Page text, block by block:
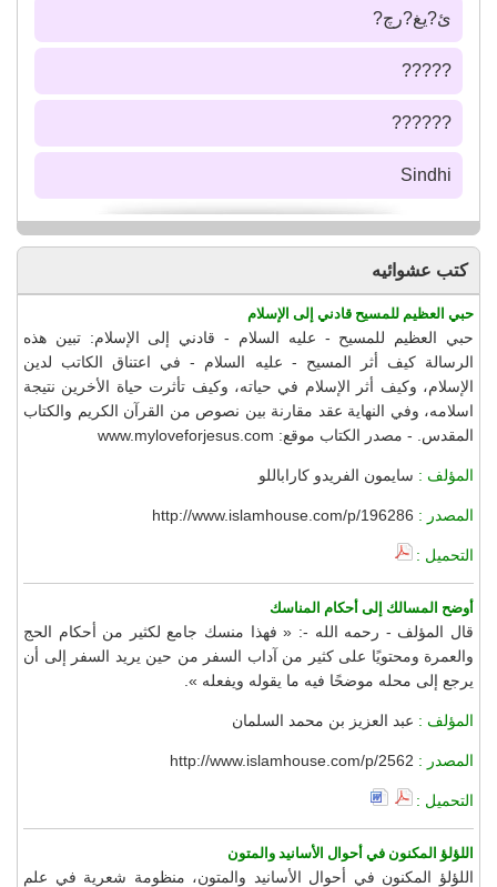
ئ?يغ?رچ?
?????
??????
Sindhi
كتب عشوائيه
حبي العظيم للمسيح قادني إلى الإسلام
حبي العظيم للمسيح - عليه السلام - قادني إلى الإسلام: تبين هذه
الرسالة كيف أثر المسيح - عليه السلام - في اعتناق الكاتب لدين
الإسلام، وكيف أثر الإسلام في حياته، وكيف تأثرت حياة الأخرين نتيجة
اسلامه، وفي النهاية عقد مقارنة بين نصوص من القرآن الكريم والكتاب
المقدس. - مصدر الكتاب موقع: www.myloveforjesus.com
المؤلف : سايمون الفريدو كاراباللو
المصدر : http://www.islamhouse.com/p/196286
التحميل :
أوضح المسالك إلى أحكام المناسك
قال المؤلف - رحمه الله -: « فهذا منسك جامع لكثير من أحكام الحج
والعمرة ومحتويًا على كثير من آداب السفر من حين يريد السفر إلى أن
يرجع إلى محله موضحًا فيه ما يقوله ويفعله ».
المؤلف : عبد العزيز بن محمد السلمان
المصدر : http://www.islamhouse.com/p/2562
التحميل :
اللؤلؤ المكنون في أحوال الأسانيد والمتون
اللؤلؤ المكنون في أحوال الأسانيد والمتون، منظومة شعرية في علم